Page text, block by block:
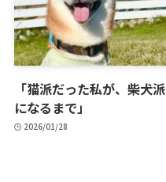
「猫派だった私が、柴犬派
になるまで」
2026/01/28